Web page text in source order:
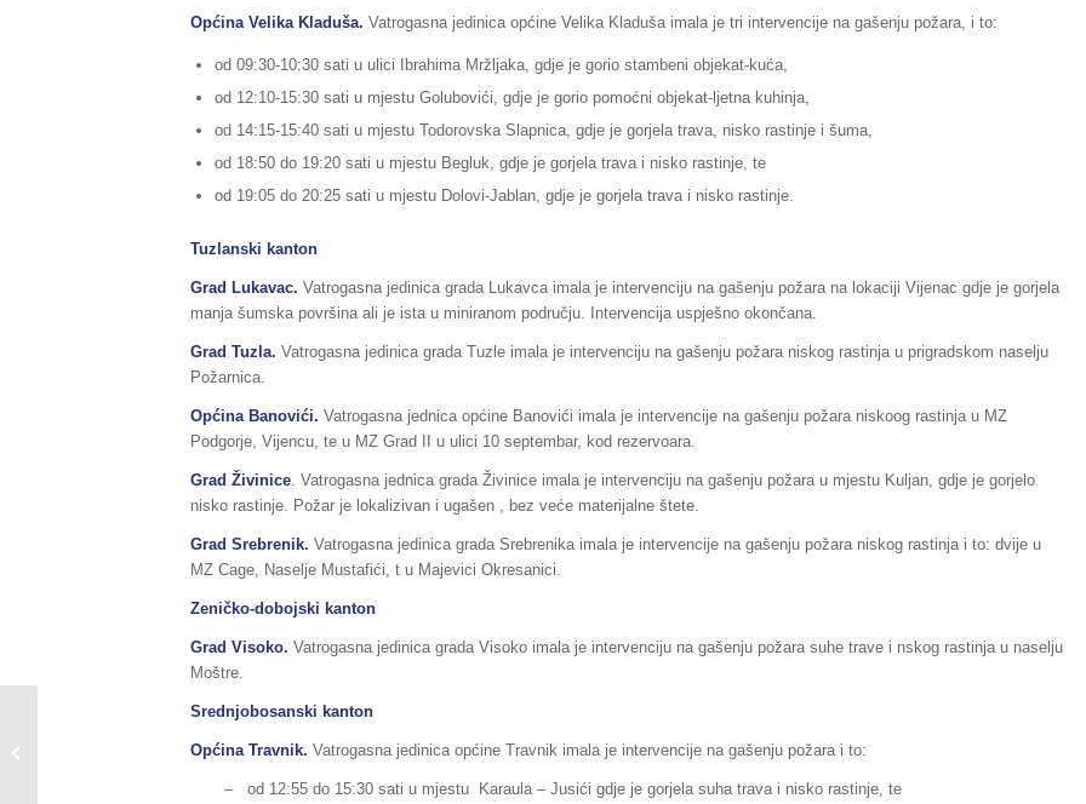
Općina Velika Kladuša. Vatrogasna jedinica općine Velika Kladuša imala je tri intervencije na gašenju požara, i to:
od 09:30-10:30 sati u ulici Ibrahima Mržljaka, gdje je gorio stambeni objekat-kuća,
od 12:10-15:30 sati u mjestu Golubovići, gdje je gorio pomoćni objekat-ljetna kuhinja,
od 14:15-15:40 sati u mjestu Todorovska Slapnica, gdje je gorjela trava, nisko rastinje i šuma,
od 18:50 do 19:20 sati u mjestu Begluk, gdje je gorjela trava i nisko rastinje, te
od 19:05 do 20:25 sati u mjestu Dolovi-Jablan, gdje je gorjela trava i nisko rastinje.
Tuzlanski kanton
Grad Lukavac. Vatrogasna jedinica grada Lukavca imala je intervenciju na gašenju požara na lokaciji Vijenac gdje je gorjela
manja šumska površina ali je ista u miniranom području. Intervencija uspješno okončana.
Grad Tuzla. Vatrogasna jedinica grada Tuzle imala je intervenciju na gašenju požara niskog rastinja u prigradskom naselju
Požarnica.
Općina Banovići. Vatrogasna jednica općine Banovići imala je intervencije na gašenju požara niskoog rastinja u MZ
Podgorje, Vijencu, te u MZ Grad II u ulici 10 septembar, kod rezervoara.
Grad Živinice. Vatrogasna jednica grada Živinice imala je intervenciju na gašenju požara u mjestu Kuljan, gdje je gorjelo
nisko rastinje. Požar je lokalizivan i ugašen , bez veće materijalne štete.
Grad Srebrenik. Vatrogasna jedinica grada Srebrenika imala je intervencije na gašenju požara niskog rastinja i to: dvije u
MZ Cage, Naselje Mustafići, t u Majevici Okresanici.
Zeničko-dobojski kanton
Grad Visoko. Vatrogasna jedinica grada Visoko imala je intervenciju na gašenju požara suhe trave i nskog rastinja u naselju
Moštre.
Srednjobosanski kanton
Općina Travnik. Vatrogasna jedinica općine Travnik imala je intervencije na gašenju požara i to:
– od 12:55 do 15:30 sati u mjestu Karaula – Jusići gdje je gorjela suha trava i nisko rastinje, te